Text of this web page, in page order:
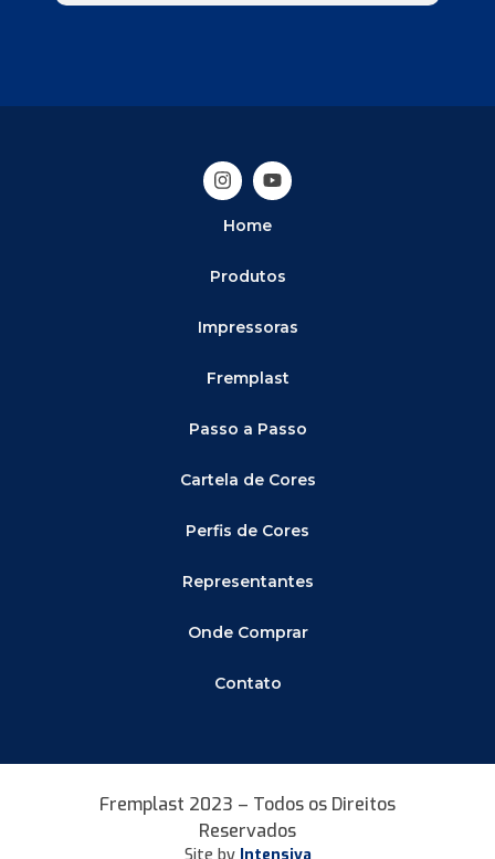
Home
Produtos
Impressoras
Fremplast
Passo a Passo
Cartela de Cores
Perfis de Cores
Representantes
Onde Comprar
Contato
Fremplast 2023 – Todos os Direitos
Reservados